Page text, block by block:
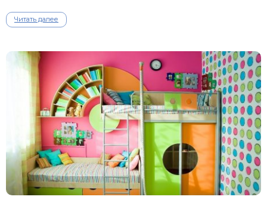
Читать далее